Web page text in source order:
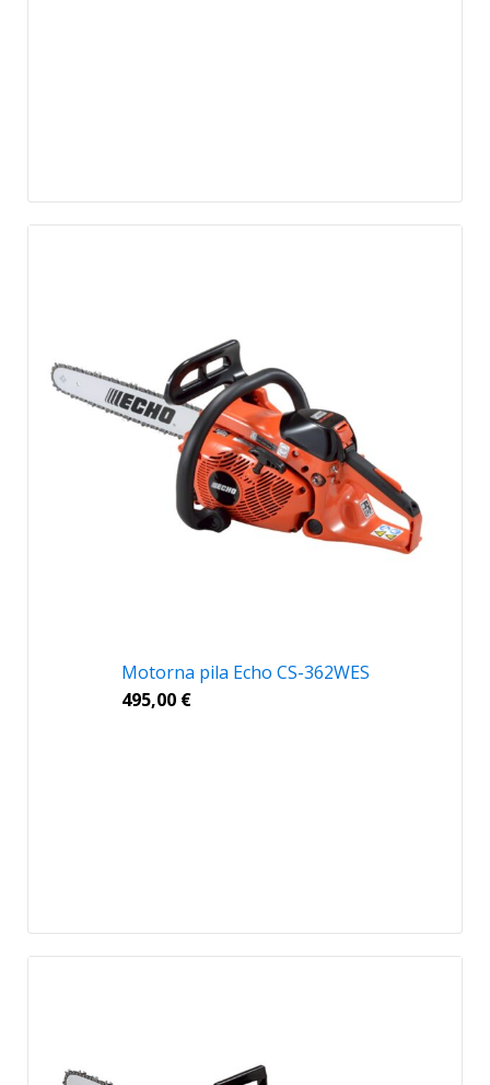
Motorna pila Echo CS-362WES
495,00 €